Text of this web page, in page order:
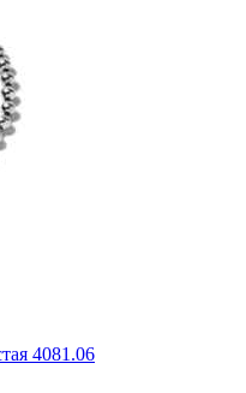
4081.06